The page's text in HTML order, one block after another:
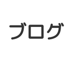
ブログ